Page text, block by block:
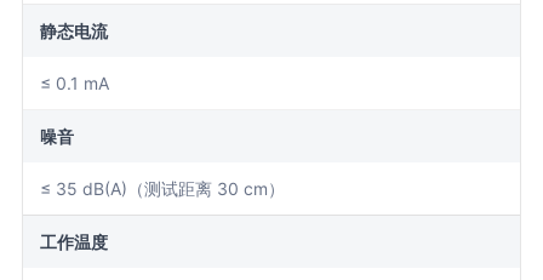
静态电流
≤ 0.1 mA
噪音
≤ 35 dB(A)（测试距离 30 cm）
工作温度